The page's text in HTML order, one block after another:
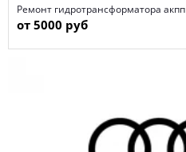
Ремонт гидротрансформатора акпп
от 5000 руб